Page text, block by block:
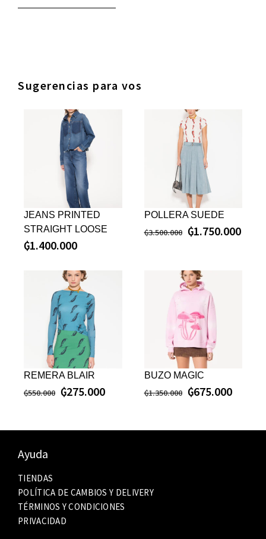
Sugerencias para vos
JEANS PRINTED
STRAIGHT LOOSE
₲1.400.000
POLLERA SUEDE
₲3.500.000 ₲1.750.000
REMERA BLAIR
₲550.000 ₲275.000
BUZO MAGIC
₲1.350.000 ₲675.000
Ayuda
TIENDAS
POLÍTICA DE CAMBIOS Y DELIVERY
TÉRMINOS Y CONDICIONES
PRIVACIDAD